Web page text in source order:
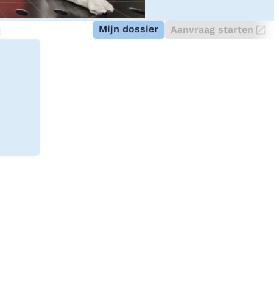
Mijn dossier Aanvraag starten